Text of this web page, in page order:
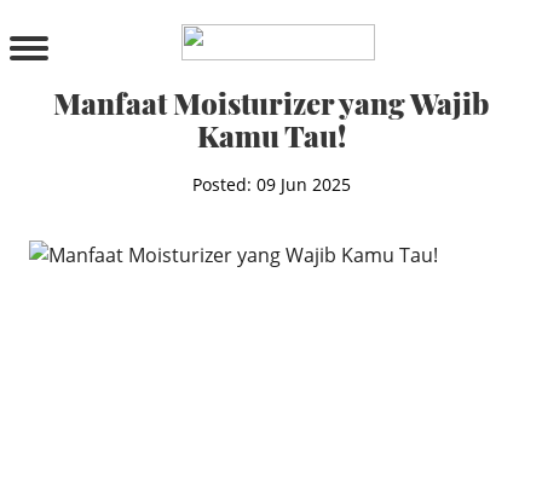
PRODUCTS
Cleanser
Serum & Treatment
Eye Care
Manfaat Moisturizer yang Wajib
Kamu Tau!
Posted: 09 Jun 2025